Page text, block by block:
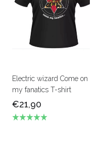
Electric wizard Come on
my fanatics T-shirt
€21,90